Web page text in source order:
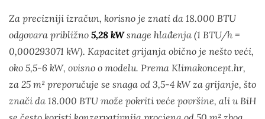
Za precizniji izračun, korisno je znati da 18.000 BTU
odgovara približno 5,28 kWsnage hlađenja (1 BTU/h =
0,000293071 kW). Kapacitet grijanja obično je nešto veći,
oko 5,5-6 kW, ovisno o modelu. Prema Klimakoncept.hr,
za 25 m² preporučuje se snaga od 3,5-4 kW za grijanje, što
znači da 18.000 BTU može pokriti veće površine, ali u BiH